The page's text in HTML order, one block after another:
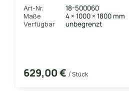
Art-Nr. 18-500060
Maße 4 × 1000 × 1800 mm
Verfügbar unbegrenzt
629,00 € / Stück